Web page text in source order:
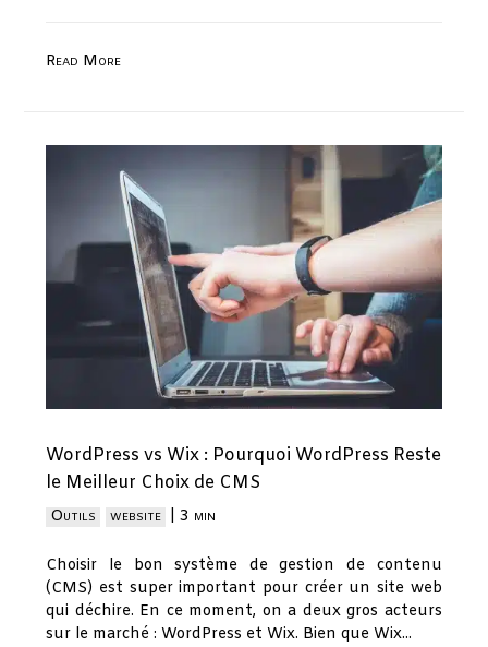
Read More
WordPress vs Wix : Pourquoi WordPress Reste
le Meilleur Choix de CMS
Outils website |3 min
Choisir le bon système de gestion de contenu
(CMS) est super important pour créer un site web
qui déchire. En ce moment, on a deux gros acteurs
sur le marché : WordPress et Wix. Bien que Wix...